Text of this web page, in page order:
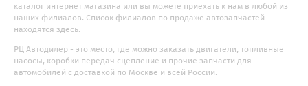
каталог интернет магазина или вы можете приехать к нам в любой из
наших филиалов. Список филиалов по продаже автозапчастей
находятся здесь.
РЦ Автодилер - это место, где можно заказать двигатели, топливные
насосы, коробки передач сцепление и прочие запчасти для
автомобилей с доставкой по Москве и всей России.